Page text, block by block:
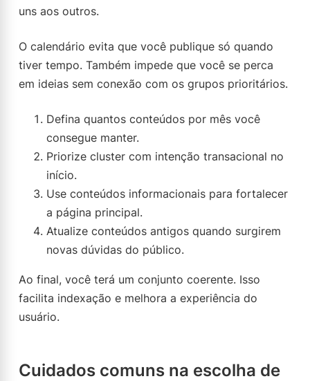
uns aos outros.
O calendário evita que você publique só quando
tiver tempo. Também impede que você se perca
em ideias sem conexão com os grupos prioritários.
Defina quantos conteúdos por mês você
consegue manter.
Priorize cluster com intenção transacional no
início.
Use conteúdos informacionais para fortalecer
a página principal.
Atualize conteúdos antigos quando surgirem
novas dúvidas do público.
Ao final, você terá um conjunto coerente. Isso
facilita indexação e melhora a experiência do
usuário.
Cuidados comuns na escolha de